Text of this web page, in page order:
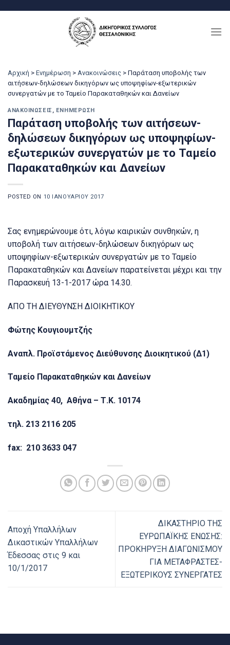
Αρχική > Ενημέρωση > Ανακοινώσεις > Παράταση υποβολής των
αιτήσεων-δηλώσεων δικηγόρων ως υποψηφίων-εξωτερικών
συνεργατών με το Ταμείο Παρακαταθηκών και Δανείων
ΑΝΑΚΟΙΝΏΣΕΙΣ , ΕΝΗΜΈΡΩΣΗ
Παράταση υποβολής των αιτήσεων-
δηλώσεων δικηγόρων ως υποψηφίων-
εξωτερικών συνεργατών με το Ταμείο
Παρακαταθηκών και Δανείων
POSTED ON 10 ΙΑΝΟΥΑΡΊΟΥ 2017
Σας ενημερώνουμε ότι, λόγω καιρικών συνθηκών, η
υποβολή των αιτήσεων-δηλώσεων δικηγόρων ως
υποψηφίων-εξωτερικών συνεργατών με το Ταμείο
Παρακαταθηκών και Δανείων παρατείνεται μέχρι και την
Παρασκευή 13-1-2017 ώρα 14.30.
ΑΠΟ ΤΗ ΔΙΕΥΘΥΝΣΗ ΔΙΟΙΚΗΤΙΚΟΥ
Φώτης Κουγιουμτζής
Αναπλ. Προϊστάμενος Διεύθυνσης Διοικητικού (Δ1)
Ταμείο Παρακαταθηκών και Δανείων
Ακαδημίας 40, Αθήνα – Τ.Κ. 10174
τηλ. 213 2116 205
fax: 210 3633 047
Αποχή Υπαλλήλων
Δικαστικών Υπαλλήλων
Έδεσσας στις 9 και
10/1/2017
ΔΙΚΑΣΤΗΡΙΟ ΤΗΣ
ΕΥΡΩΠΑΪΚΗΣ ΕΝΩΣΗΣ:
ΠΡΟΚΗΡΥΞΗ ΔΙΑΓΩΝΙΣΜΟΥ
ΓΙΑ ΜΕΤΑΦΡΑΣΤΕΣ-
ΕΞΩΤΕΡΙΚΟΥΣ ΣΥΝΕΡΓΑΤΕΣ